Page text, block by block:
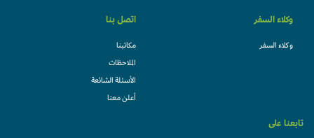
وكلاء السفر
وكلاء السفر
اتصل بنا
مكاتبنا
الملاحظات
الأسئلة الشائعة
أعلن معنا
تابعنا على